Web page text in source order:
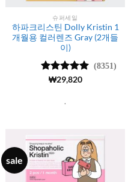
슈퍼세일
하파크리스틴 Dolly Kristin 1
개월용 컬러렌즈 Gray (2개들
이)
5 중에서
(8351)
₩29,820
.
sale